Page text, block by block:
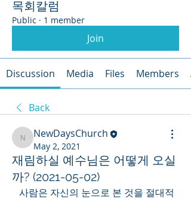
목회칼럼
Public · 1 member
Join
Discussion Media Files Members
Back
NewDaysChurch
NewDaysChurch
May 2, 2021
재림하실 예수님은 어떻게 오실
까? (2021-05-02)